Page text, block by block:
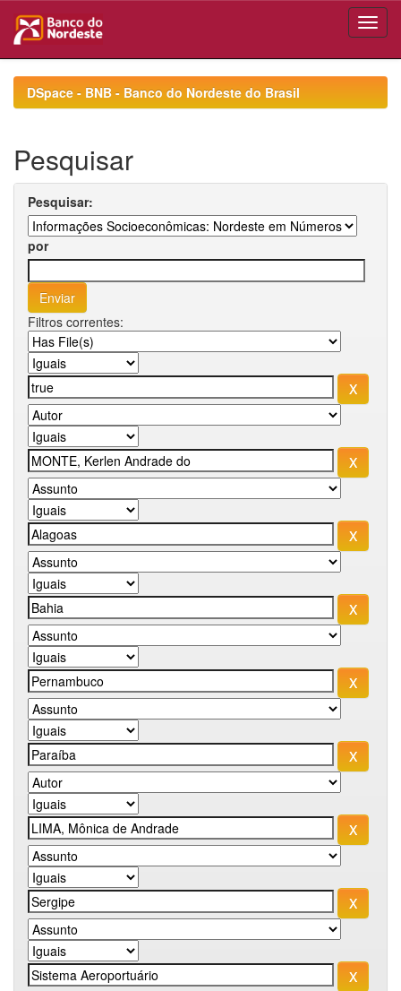
navigationDSpace - BNB - Banco do Nordeste do Brasil
Pesquisar
Pesquisar:
por
Filtros correntes: